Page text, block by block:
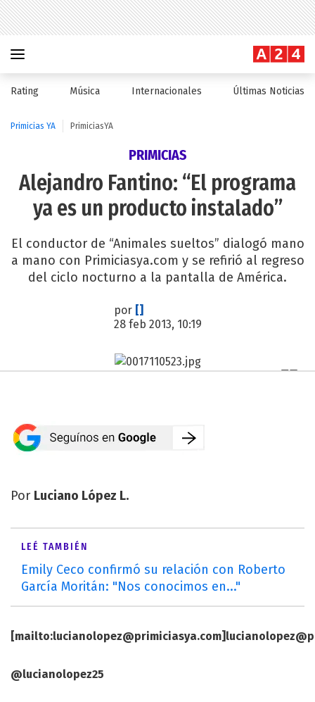
Rating Música Internacionales Últimas Noticias
Primicias YA PrimiciasYA
PRIMICIAS
Alejandro Fantino: “El programa
ya es un producto instalado”
El conductor de “Animales sueltos” dialogó mano
a mano con Primiciasya.com y se refirió al regreso
del ciclo nocturno a la pantalla de América.
por []
28 feb 2013, 10:19
Por Luciano López L.
LEÉ TAMBIÉN
Emily Ceco confirmó su relación con Roberto
García Moritán: "Nos conocimos en..."
[mailto:lucianolopez@primiciasya.com]
@lucianolopez25